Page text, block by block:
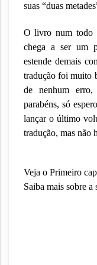
suas “duas
O livro num todo
chega a ser um
estende demais
tradução foi muito
de nenhum
parabéns, só
lançar o último
tradução, mas não
Veja o Primeiro
Saiba mais sobre a